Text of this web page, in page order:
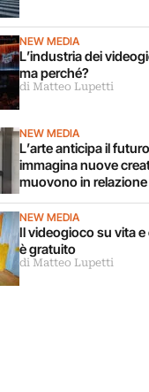
NEW MEDIA
L’industria dei
ma perché?
di Matteo Lupetti
NEW MEDIA
L’arte anticipa il
immagina nuove
muovono in
corpi circostanti
NEW MEDIA
Il videogioco su vita
è gratuito
di Matteo Lupetti